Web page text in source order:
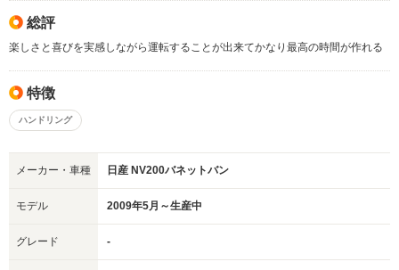
総評
楽しさと喜びを実感しながら運転することが出来てかなり最高の時間が作れる
特徴
ハンドリング
メーカー・車種 日産 NV200バネットバン
モデル 2009年5月～生産中
グレード -